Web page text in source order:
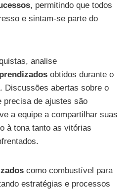
, permitindo que todos
e sintam-se parte do
analise
obtidos durante o
Discussões abertas sobre o
precisa de ajustes são
a equipe a compartilhar suas
à tona tanto as vitórias
como combustível para
estratégias e processos